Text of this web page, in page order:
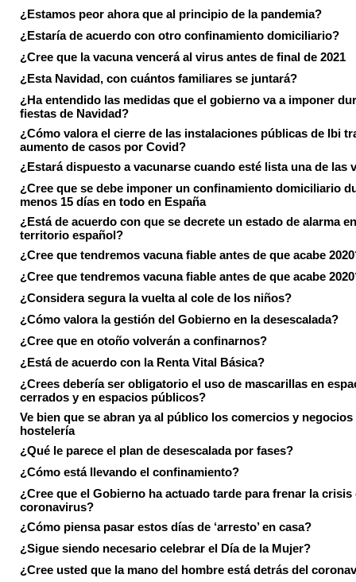
¿Estamos peor ahora que al principio de la pandemia?
¿Estaría de acuerdo con otro confinamiento domiciliario?
¿Cree que la vacuna vencerá al virus antes de final de 2021
¿Esta Navidad, con cuántos familiares se juntará?
¿Ha entendido las medidas que el gobierno va a imponer
fiestas de Navidad?
¿Cómo valora el cierre de las instalaciones públicas de Ibi
aumento de casos por Covid?
¿Estará dispuesto a vacunarse cuando esté lista una de las
¿Cree que se debe imponer un confinamiento domiciliario
menos 15 días en todo en España
¿Está de acuerdo con que se decrete un estado de alarma
territorio español?
¿Cree que tendremos vacuna fiable antes de que acabe
¿Cree que tendremos vacuna fiable antes de que acabe
¿Considera segura la vuelta al cole de los niños?
¿Cómo valora la gestión del Gobierno en la desescalada?
¿Cree que en otoño volverán a confinarnos?
¿Está de acuerdo con la Renta Vital Básica?
¿Crees debería ser obligatorio el uso de mascarillas en
cerrados y en espacios públicos?
Ve bien que se abran ya al público los comercios y negocios
hostelería
¿Qué le parece el plan de desescalada por fases?
¿Cómo está llevando el confinamiento?
¿Cree que el Gobierno ha actuado tarde para frenar la crisis
coronavirus?
¿Cómo piensa pasar estos días de ‘arresto’ en casa?
¿Sigue siendo necesario celebrar el Día de la Mujer?
¿Cree usted que la mano del hombre está detrás del